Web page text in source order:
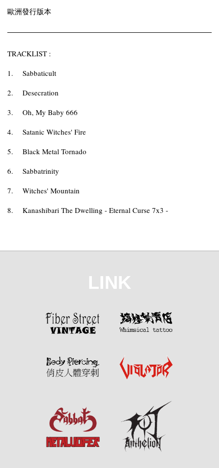
歐洲發行版本
TRACKLIST :
1.
Sabbaticult
2.
Desecration
3.
Oh, My Baby 666
4.
Satanic Witches' Fire
5.
Black Metal Tornado
6.
Sabbatrinity
7.
Witches' Mountain
8.
Kanashibari The Dwelling - Eternal Curse 7x3 -
LINK